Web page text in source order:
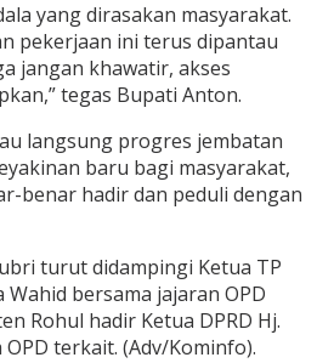
yang dirasakan masyarakat.
pekerjaan ini terus dipantau
jangan khawatir, akses
tegas Bupati Anton.
langsung progres jembatan
baru bagi masyarakat,
benar hadir dan peduli dengan
turut didampingi Ketua TP
Wahid bersama jajaran OPD
Rohul hadir Ketua DPRD Hj.
terkait. (Adv/Kominfo).